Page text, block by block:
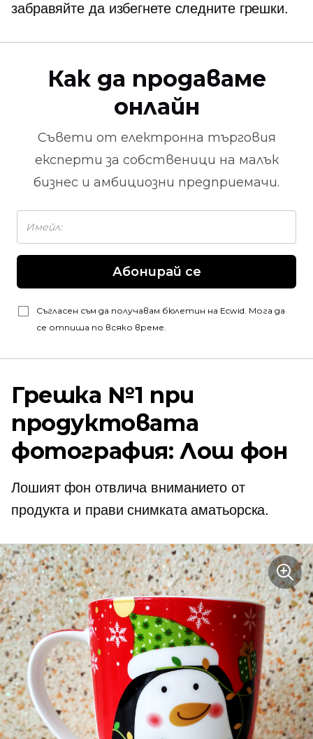
забравяйте да избегнете следните грешки.
Как да продаваме
онлайн
Съвети от електронна търговия
експерти за собственици на малък
бизнес и амбициозни предприемачи.
Абонирай се
Съгласен съм да получавам бюлетин на Ecwid. Мога да
се отпиша по всяко време.
Грешка №1 при
продуктовата
фотография: Лош фон
Лошият фон отвлича вниманието от
продукта и прави снимката аматьорска.